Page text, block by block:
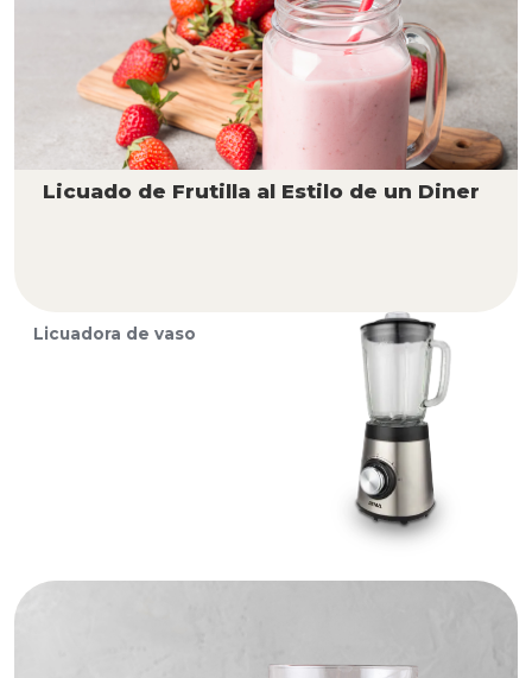
Licuado de Frutilla al Estilo de un Diner
Licuadora de vaso